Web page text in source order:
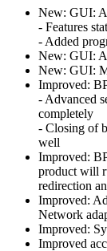
New: GUI:
- Features
- Added
New: GUI:
New: GUI:
Improved:
- Advanced
completely
- Closing of
well
Improved:
product will
redirection
Improved:
Network
Improved:
Improved